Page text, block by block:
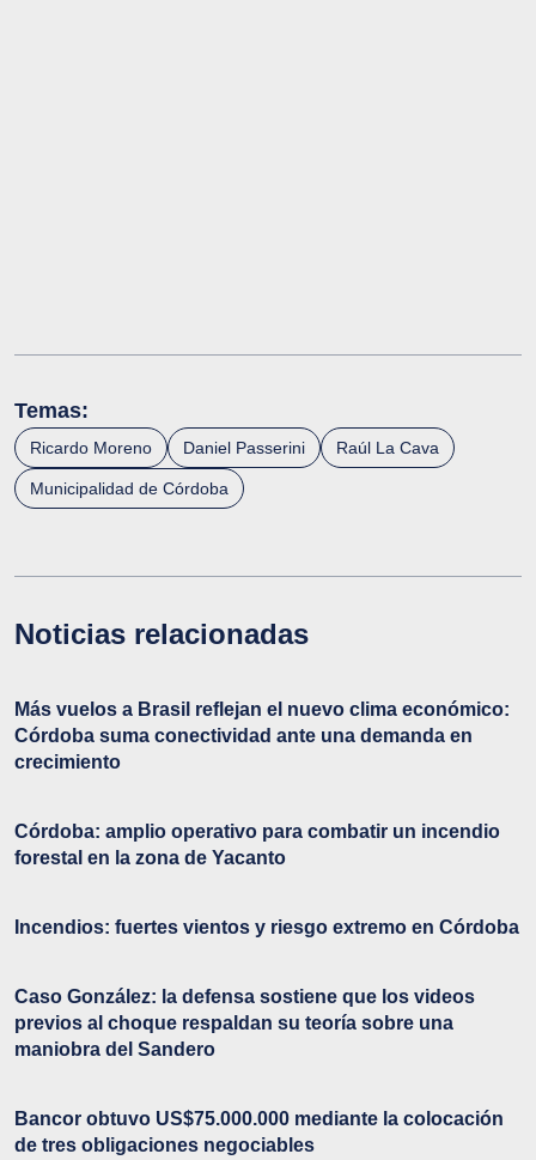
Temas:
Ricardo Moreno Daniel Passerini Raúl La Cava
Municipalidad de Córdoba
Noticias relacionadas
Más vuelos a Brasil reflejan el nuevo clima económico:
Córdoba suma conectividad ante una demanda en
crecimiento
Córdoba: amplio operativo para combatir un incendio
forestal en la zona de Yacanto
Incendios: fuertes vientos y riesgo extremo en Córdoba
Caso González: la defensa sostiene que los videos
previos al choque respaldan su teoría sobre una
maniobra del Sandero
Bancor obtuvo US$75.000.000 mediante la colocación
de tres obligaciones negociables